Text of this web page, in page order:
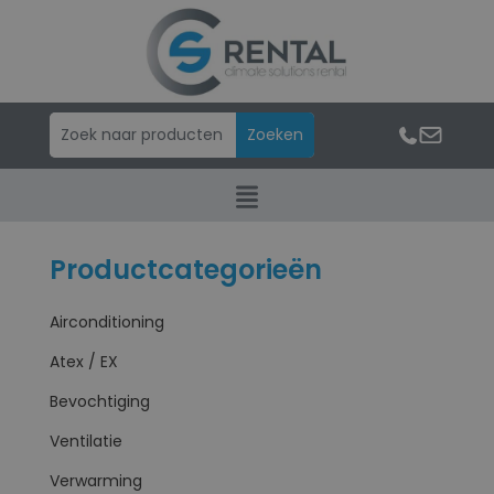
Productcategorieën
Airconditioning
Atex / EX
Bevochtiging
Ventilatie
Verwarming